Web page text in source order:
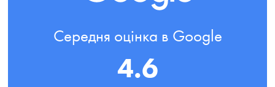
Середня оцінка в Google
4.6